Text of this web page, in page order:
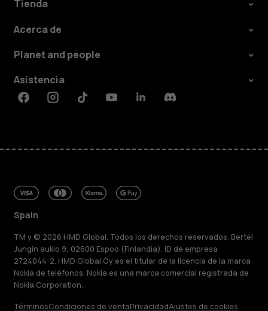
Tienda
Acerca de
Planet and people
Asistencia
FacebookInstagramTiktokYoutubeLinkedinDiscord
Spain
TM y © 2026 HMD Global. Todos los derechos reservados. Bertel
Jungin aukio 9, 02600 Espoo (Finlandia). ID de empresa
2724044-2. HMD Global Oy es el titular de la licencia de la marca
Nokia de teléfonos. Nokia es una marca comercial registrada de
Nokia Corporation.
TérminosCondiciones de ventaPrivacidadAjustes de cookies